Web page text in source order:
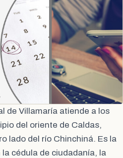
de Villamaría atiende a los
del oriente de Caldas,
lado del río Chinchiná. Es la
cédula de ciudadanía, la